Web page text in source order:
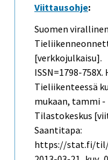
Viittausohje:
Suomen
[verkkojulkaisu].
ISSN=1798-758X.
Tieliikenteessä
mukaan, tammi -
Tilastokeskus
Saantitapa:
https://stat.fi/til/